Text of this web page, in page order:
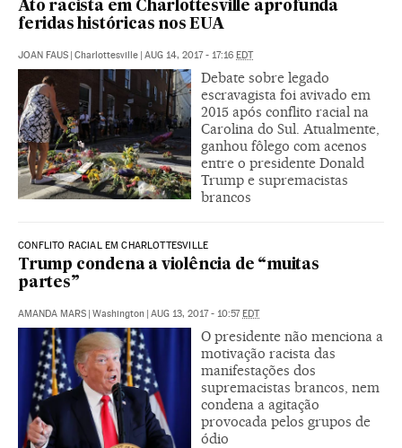
Ato racista em Charlottesville aprofunda
feridas históricas nos EUA
JOAN FAUS | Charlottesville | AUG 14, 2017 - 17:16 EDT
Debate sobre legado
escravagista foi avivado em
2015 após conflito racial na
Carolina do Sul. Atualmente,
ganhou fôlego com acenos
entre o presidente Donald
Trump e supremacistas
brancos
CONFLITO RACIAL EM CHARLOTTESVILLE
Trump condena a violência de “muitas
partes”
AMANDA MARS | Washington | AUG 13, 2017 - 10:57EDT
O presidente não menciona a
motivação racista das
manifestações dos
supremacistas brancos, nem
condena a agitação
provocada pelos grupos de
ódio